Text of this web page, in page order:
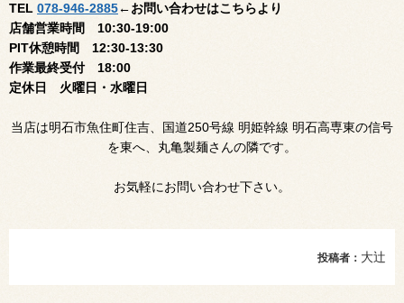
TEL 078-946-2885←お問い合わせはこちらより
店舗営業時間 10:30-19:00
PIT休憩時間 12:30-13:30
作業最終受付 18:00
定休日 火曜日・水曜日
当店は明石市魚住町住吉、国道250号線 明姫幹線 明石高専東の信号
を東へ、丸亀製麺さんの隣です。
お気軽にお問い合わせ下さい。
投稿者： 大辻